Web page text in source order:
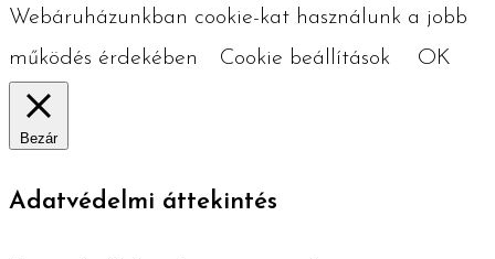
Webáruházunkban cookie-kat használunk a jobb
működés érdekében
Cookie beállítások OK
Bezár
Adatvédelmi áttekintés